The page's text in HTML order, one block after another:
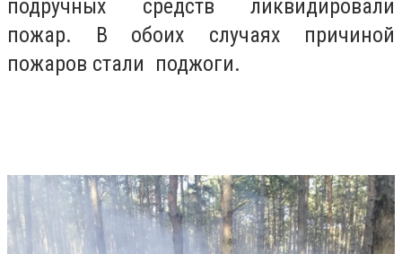
подручных средств ликвидировали
пожар. В обоих случаях причиной
пожаров стали поджоги.